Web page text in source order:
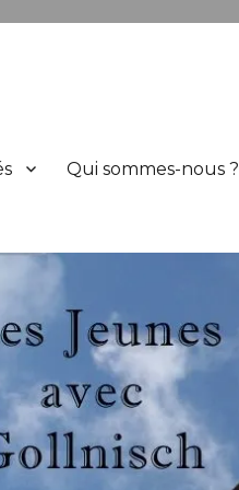
Qui sommes-nous ?